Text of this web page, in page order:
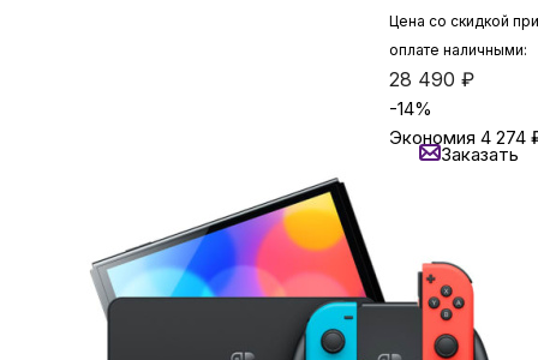
Бытовая техника
Красота и здоровье
Сумки и чемоданы
Для дома и дачи
Цена со скидкой при
оплате наличными:
28 490 ₽
-14%
Экономия 4 274
Заказать
Кредит от 1366
₽/мес